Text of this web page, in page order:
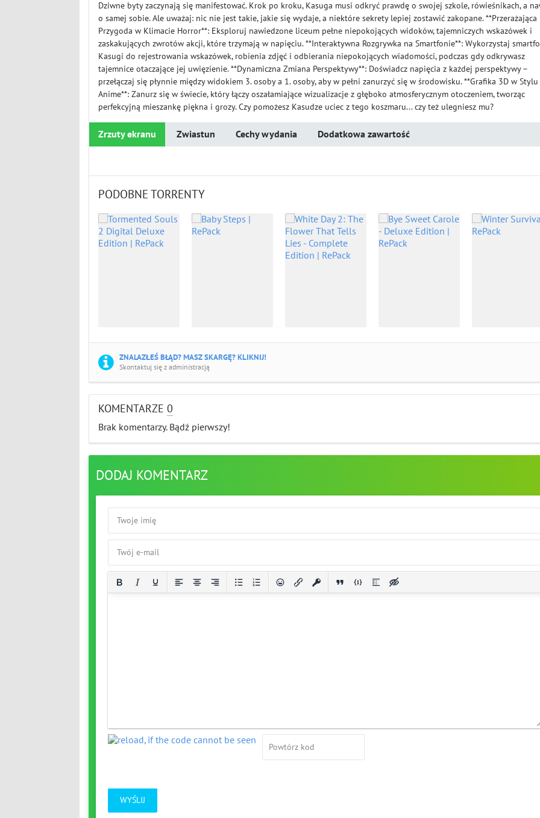
Dziwne byty zaczynają się manifestować. Krok po kroku, Kasuga musi odkryć prawdę o swojej szkole, rówieśnikach, a
o samej sobie. Ale uważaj: nic nie jest takie, jakie się wydaje, a niektóre sekrety lepiej zostawić zakopane. **Przerażająca
Przygoda w Klimacie Horror**: Eksploruj nawiedzone liceum pełne niepokojących widoków, tajemniczych wskazówek i
zaskakujących zwrotów akcji, które trzymają w napięciu. **Interaktywna Rozgrywka na Smartfonie**: Wykorzystaj
Kasugi do rejestrowania wskazówek, robienia zdjęć i odbierania niepokojących wiadomości, podczas gdy odkrywasz
tajemnice otaczające jej uwięzienie. **Dynamiczna Zmiana Perspektywy**: Doświadcz napięcia z każdej perspektywy –
przełączaj się płynnie między widokiem 3. osoby a 1. osoby, aby w pełni zanurzyć się w środowisku. **Grafika 3D w Stylu
Anime**: Zanurz się w świecie, który łączy oszałamiające wizualizacje z głęboko atmosferycznym otoczeniem, tworząc
perfekcyjną mieszankę piękna i grozy. Czy pomożesz Kasudze uciec z tego koszmaru... czy też ulegniesz mu?
Zrzuty ekranu Zwiastun Cechy wydania Dodatkowa zawartość
PODOBNE TORRENTY
ZNALAZŁEŚ BŁĄD? MASZ SKARGĘ? KLIKNIJ!
Skontaktuj się z administracją
KOMENTARZE 0
Brak komentarzy. Bądź pierwszy!
DODAJ KOMENTARZ
WYŚLIJ